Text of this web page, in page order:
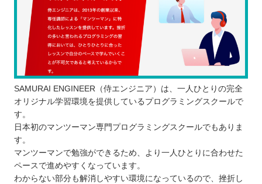
SAMURAI ENGINEER（侍エンジニア）は、一人ひとりの完全
オリジナル学習環境を提供しているプログラミングスクールで
す。
日本初のマンツーマン専門プログラミングスクールでもありま
す。
マンツーマンで勉強ができるため、より一人ひとりに合わせた
ペースで進めやすくなっています。
わからない部分も解消しやすい環境になっているので、挫折し